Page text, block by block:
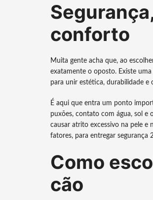
conforto
Muita gente acha que, ao
exatamente o oposto. Existe
para unir estética, durabilidade e
É aqui que entra um ponto
puxões, contato com água, sol e
causar atrito excessivo na pele e
fatores, para entregar segurança
Como
cão